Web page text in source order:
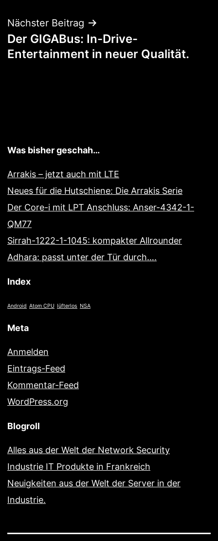
Nächster Beitrag
Der GIGABus: In-Drive-
Entertainment in neuer Qualität.
Was bisher geschah…
Arrakis – jetzt auch mit LTE
Neues für die Hutschiene: Die Arrakis Serie
Der Core-i mit LPT Anschluss: Anser-4342-1-
QM77
Sirrah-1222-1-1045: kompakter Allrounder
Adhara: passt unter der Tür durch….
Index
Android Atom CPU lüfterlos NSA
Meta
Anmelden
Eintrags-Feed
Kommentar-Feed
WordPress.org
Blogroll
Alles aus der Welt der Network Security
Industrie IT Produkte in Frankreich
Neuigkeiten aus der Welt der Server in der
Industrie.